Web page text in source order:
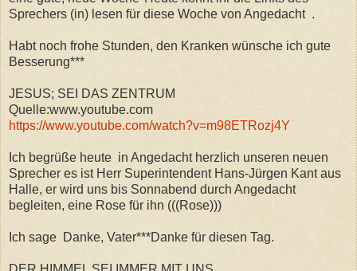
Sprechers (in) lesen für diese Woche von Angedacht .
Habt noch frohe Stunden, den Kranken wünsche ich gute
Besserung***
JESUS; SEI DAS ZENTRUM
Quelle:www.youtube.com
https://www.youtube.com/watch?v=m98ETRozj4Y
Ich begrüße heute in Angedacht herzlich unseren neuen
Sprecher es ist Herr Superintendent Hans-Jürgen Kant aus
Halle, er wird uns bis Sonnabend durch Angedacht
begleiten, eine Rose für ihn (((Rose)))
Ich sage Danke, Vater***Danke für diesen Tag.